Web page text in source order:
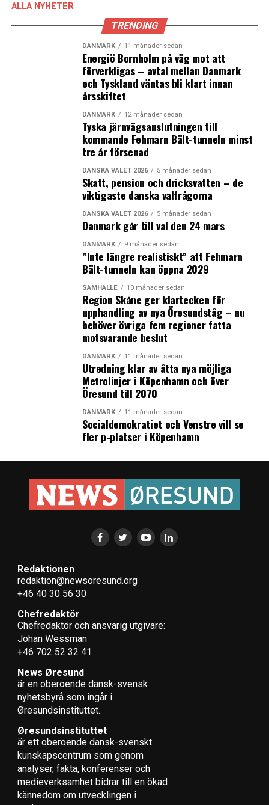
ALLA NYHETER
TRENDING
DANMARK 11 månader sedan
Energiö Bornholm på väg mot att
förverkligas – avtal mellan Danmark
och Tyskland väntas bli klart innan
årsskiftet
DANMARK 12 månader sedan
Tyska järnvägsanslutningen till
kommande Fehmarn Bält-tunneln minst
tre år försenad
DANSKA VALET 2026 5 månader sedan
Skatt, pension och dricksvatten – de
viktigaste danska valfrågorna
DANSKA VALET 2026 5 månader sedan
Danmark går till val den 24 mars
DANMARK 9 månader sedan
”Inte längre realistiskt” att Fehmarn
Bält-tunneln kan öppna 2029
SAMHÄLLE 10 månader sedan
Region Skåne ger klartecken för
upphandling av nya Öresundståg – nu
behöver övriga fem regioner fatta
motsvarande beslut
DANMARK 11 månader sedan
Utredning klar av åtta nya möjliga
Metrolinjer i Köpenhamn och över
Öresund till 2070
DANMARK 11 månader sedan
Socialdemokratiet och Venstre vill se
fler p-platser i Köpenhamn
Redaktionen
redaktion@newsoresund.org
+46 40 30 56 30
Chefredaktör
Chefredaktör och ansvarig utgivare:
Johan Wessman
+46 702 52 32 41
News Øresund
är en oberoende dansk-svensk
nyhets­byrå som ingår i
Øresundsinstituttet.
Øresundsinstituttet
är ett oberoende dansk-svenskt
kunskapscentrum som genom
analyser, fakta, konferenser och
medieverksamhet bidrar till en ökad
kännedom om utvecklingen i